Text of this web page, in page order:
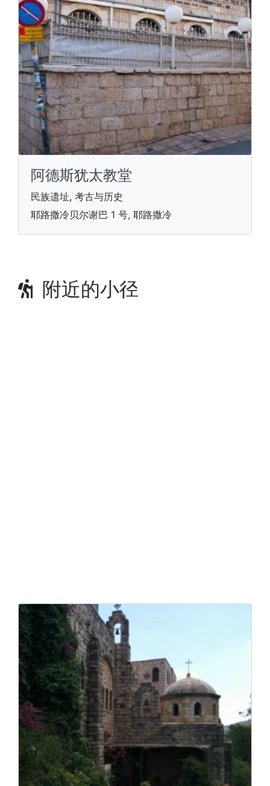
阿德斯犹太教堂
民族遗址, 考古与历史
耶路撒冷贝尔谢巴 1 号, 耶路撒冷
附近的小径